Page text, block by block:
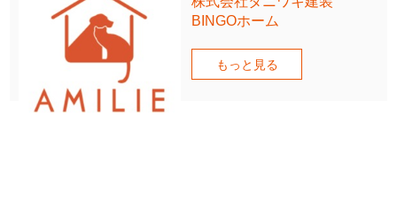
BINGOホーム
もっと見る